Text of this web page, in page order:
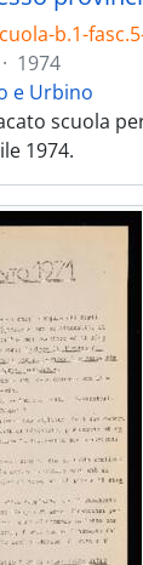
b.1-
· 1974
e Urbino
scuola
1974.